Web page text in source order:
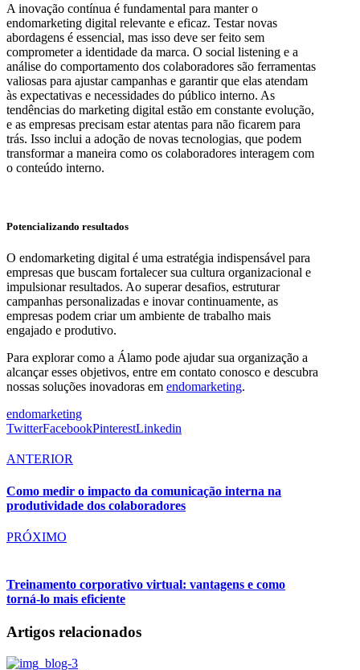
A inovação contínua é fundamental para manter o
endomarketing digital relevante e eficaz. Testar novas
abordagens é essencial, mas isso deve ser feito sem
comprometer a identidade da marca. O social listening e a
análise do comportamento dos colaboradores são ferramentas
valiosas para ajustar campanhas e garantir que elas atendam
às expectativas e necessidades do público interno. As
tendências do marketing digital estão em constante evolução,
e as empresas precisam estar atentas para não ficarem para
trás. Isso inclui a adoção de novas tecnologias, que podem
transformar a maneira como os colaboradores interagem com
o conteúdo interno.
Potencializando resultados
O endomarketing digital é uma estratégia indispensável para
empresas que buscam fortalecer sua cultura organizacional e
impulsionar resultados. Ao superar desafios, estruturar
campanhas personalizadas e inovar continuamente, as
empresas podem criar um ambiente de trabalho mais
engajado e produtivo.
Para explorar como a Álamo pode ajudar sua organização a
alcançar esses objetivos, entre em contato conosco e descubra
nossas soluções inovadoras em endomarketing.
endomarketing
TwitterFacebookPinterestLinkedin
ANTERIOR
Como medir o impacto da comunicação interna na
produtividade dos colaboradores
PRÓXIMO
Treinamento corporativo virtual: vantagens e como
torná-lo mais eficiente
Artigos relacionados